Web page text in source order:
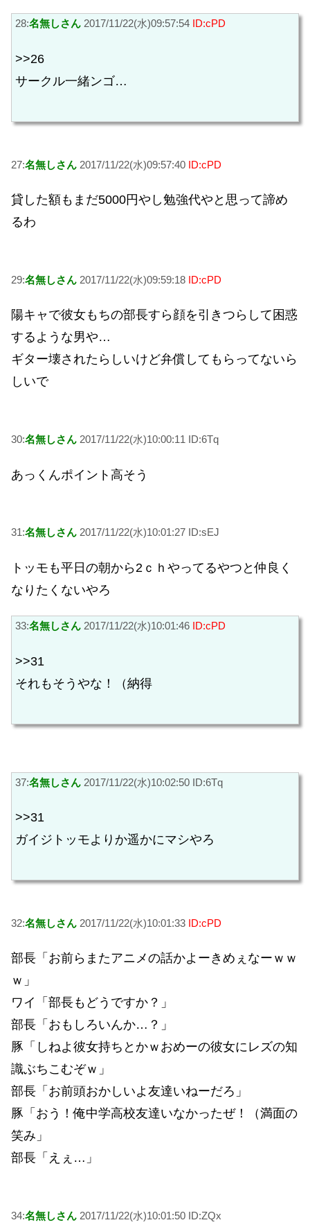
28:名無しさん 2017/11/22(水)09:57:54 ID:cPD
>>26
サークル一緒ンゴ…
27:名無しさん 2017/11/22(水)09:57:40 ID:cPD
貸した額もまだ5000円やし勉強代やと思って諦め
るわ
29:名無しさん 2017/11/22(水)09:59:18 ID:cPD
陽キャで彼女もちの部長すら顔を引きつらして困惑
するような男や…
ギター壊されたらしいけど弁償してもらってないら
しいで
30:名無しさん 2017/11/22(水)10:00:11 ID:6Tq
あっくんポイント高そう
31:名無しさん 2017/11/22(水)10:01:27 ID:sEJ
トッモも平日の朝から2ｃｈやってるやつと仲良く
なりたくないやろ
33:名無しさん 2017/11/22(水)10:01:46 ID:cPD
>>31
それもそうやな！（納得
37:名無しさん 2017/11/22(水)10:02:50 ID:6Tq
>>31
ガイジトッモよりか遥かにマシやろ
32:名無しさん 2017/11/22(水)10:01:33 ID:cPD
部長「お前らまたアニメの話かよーきめぇなーｗｗ
ｗ」
ワイ「部長もどうですか？」
部長「おもしろいんか…？」
豚「しねよ彼女持ちとかｗおめーの彼女にレズの知
識ぶちこむぞｗ」
部長「お前頭おかしいよ友達いねーだろ」
豚「おう！俺中学高校友達いなかったぜ！（満面の
笑み」
部長「えぇ…」
34:名無しさん 2017/11/22(水)10:01:50 ID:ZQx